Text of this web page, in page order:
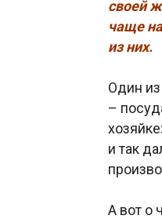
своей
чаще
из них.
Один
–
и так
А вот о